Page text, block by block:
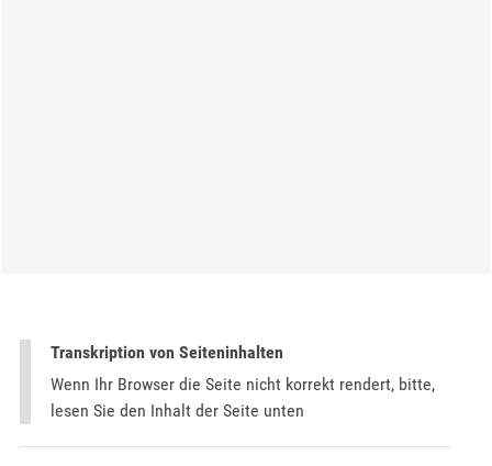
Transkription von Seiteninhalten
Wenn Ihr Browser die Seite nicht korrekt rendert, bitte,
lesen Sie den Inhalt der Seite unten